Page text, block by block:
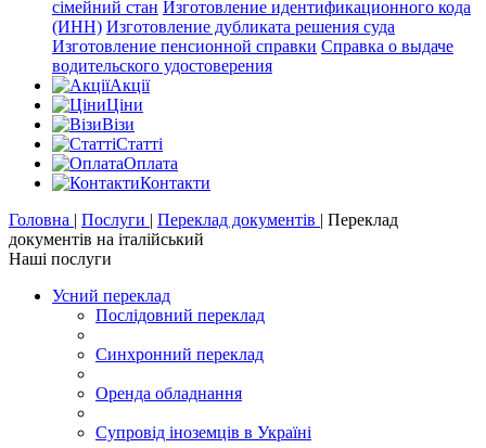
сімейний стан Изготовление идентификационного кода
(ИНН) Изготовление дубликата решения суда
Изготовление пенсионной справки Справка о выдаче
водительского удостоверения
Акції
Цiни
Візи
Статті
Оплата
Контакти
Головна | Послуги | Переклад документів | Переклад
документів на італійський
Наші послуги
Усний переклад
Послідовний переклад
Синхронний переклад
Оренда обладнання
Супровід іноземців в Україні